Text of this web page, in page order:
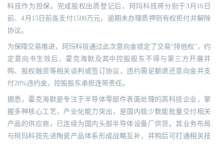
科技作为担保。完成股权出质登记后，珂玛科技将分别于3月16日
前、4月15日前各支付1500万元，逾期未办理质押则有权拒付并解除
协议。
为保障交易推进，珂玛科技通过此次意向金锁定了交易“排他权”，约
定意向书生效后，霍克海默及其中控股股东不得与第三方开展并
购、股权融资等相关谈判或签订协议，违约需足额退还意向金并支
付20%违约金，控股股东承担连带责任。
据悉，霍克海默是专注于半导体零部件表面处理的高科技企业，掌
握多种核心工艺，产业化能力突出，是国内极少数能批量交付相关
产品的供应商，已连续为国内头部半导体设备厂供货。其业务布局
与珂玛科技先进陶瓷产品体系形成战略互补，并购后可打通相关技